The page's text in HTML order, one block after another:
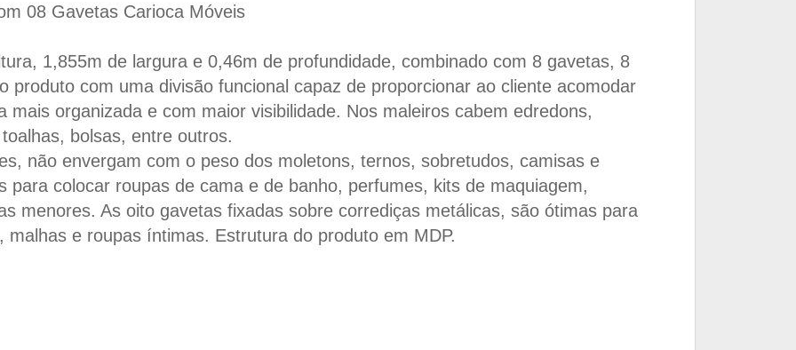
08 Gavetas Carioca Móveis
1,855m de largura e 0,46m de profundidade, combinado com 8 gavetas, 8
produto com uma divisão funcional capaz de proporcionar ao cliente acomodar
mais organizada e com maior visibilidade. Nos maleiros cabem edredons,
bolsas, entre outros.
não envergam com o peso dos moletons, ternos, sobretudos, camisas e
para colocar roupas de cama e de banho, perfumes, kits de maquiagem,
menores. As oito gavetas fixadas sobre corrediças metálicas, são ótimas para
e roupas íntimas. Estrutura do produto em MDP.